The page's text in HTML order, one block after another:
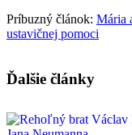
Príbuzný článok: Mária
ustavičnej pomoci
Ďalšie články